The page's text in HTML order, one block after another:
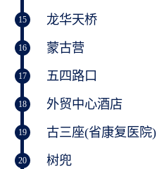
15 龙华天桥
16 蒙古营
17 五四路口
18 外贸中心酒店
19 古三座(省康复医院)
20 树兜